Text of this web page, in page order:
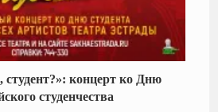
студент?»: концерт ко Дню
студенчества